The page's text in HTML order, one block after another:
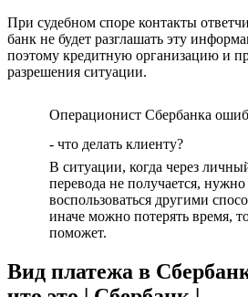
При судебном споре контакты
банк не будет разглашать эту
поэтому кредитную организацию и
разрешения ситуации.
Операционист Сбербанка
- что делать клиенту?
В ситуации, когда через
перевода не получается,
воспользоваться другими
иначе можно потерять время,
поможет.
Вид платежа в